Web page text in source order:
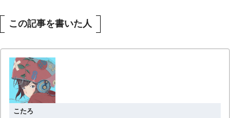
この記事を書いた人
こたろ